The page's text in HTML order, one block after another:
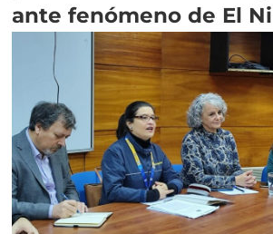
ante fenómeno de El